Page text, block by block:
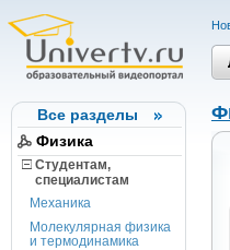
Все разделы
Физика
Студентам,
cпециалистам
Механика
Молекулярная физика
и термодинамика